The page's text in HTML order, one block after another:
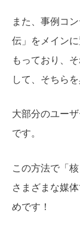
また、事例コ
伝」をメイン
もっており、
して、そちら
大部分のユーザ
です。
この方法で「
さまざまな媒
めです！